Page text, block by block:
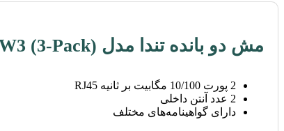
مش دو بانده تندا مدل Nova MW3 (3-Pack)
2 پورت 10/100 مگابیت بر ثانیه RJ45
2 عدد آنتن داخلی
دارای گواهینامه‌های مختلف